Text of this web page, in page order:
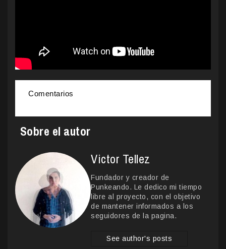
Comentarios
Sobre el autor
Victor Tellez
Fundador y creador de
Punkeando. Le dedico mi tiempo
libre al proyecto, con el objetivo
de mantener informados a los
seguidores de la pagina.
See author's posts